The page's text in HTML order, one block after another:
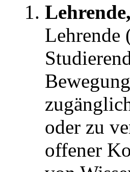
Lehrende
oder zu
offener